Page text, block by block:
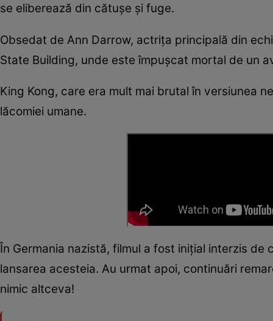
se eliberează din cătușe și fuge.
Obsedat de Ann Darrow, actrița principală din
State Building, unde este împușcat mortal de un
King Kong, care era mult mai brutal în versiunea
lăcomiei umane.
În Germania nazistă, filmul a fost inițial interzis
lansarea acesteia. Au urmat apoi, continuări
nimic altceva!